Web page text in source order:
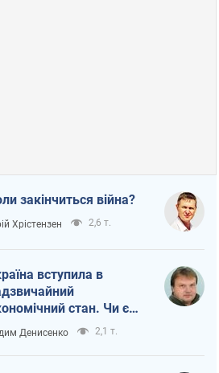
закінчиться війна?
Хрістензен 2,6 т.
вступила в
стан. Чи є
вкінці тунелю?
Денисенко 2,1 т.